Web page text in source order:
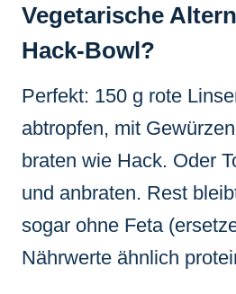
Vegetarische
Hack-Bowl?
Perfekt: 150 g rote
abtropfen, mit
braten wie Hack. Oder
und anbraten. Rest
sogar ohne Feta
Nährwerte ähnlich